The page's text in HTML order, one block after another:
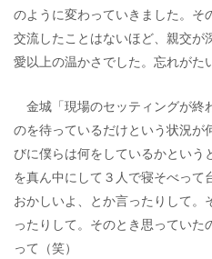
のように変わっていきました。そ
交流したことはないほど、親交が
愛以上の温かさでした。忘れがた
金城「現場のセッティングが終
のを待っているだけという状況が
びに僕らは何をしているかという
を真ん中にして３人で寝そべって
おかしいよ、とか言ったりして
ったりして。そのとき思っていた
って（笑）